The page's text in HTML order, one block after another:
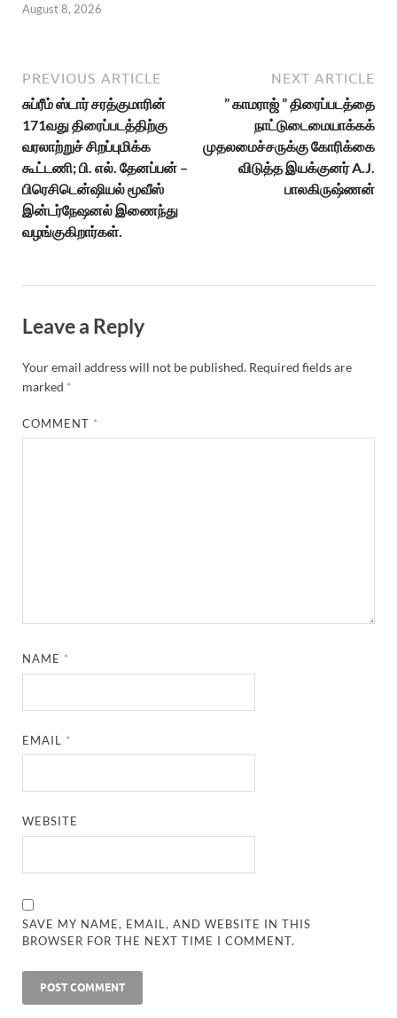
August 8, 2026
PREVIOUS ARTICLE
சுப்ரீம் ஸ்டார் சரத்குமாரின்
171வது திரைப்படத்திற்கு
வரலாற்றுச் சிறப்புமிக்க
கூட்டணி; பி. எல். தேனப்பன் –
பிரெசிடென்ஷியல் மூவீஸ்
இன்டர்நேஷனல் இணைந்து
வழங்குகிறார்கள்.
NEXT ARTICLE
” காமராஜ் ” திரைப்படத்தை
நாட்டுடைமையாக்கக்
முதலமைச்சருக்கு கோரிக்கை
விடுத்த இயக்குனர் A.J.
பாலகிருஷ்ணன்
Leave a Reply
Your email address will not be published. Required fields are
marked *
COMMENT *
NAME *
EMAIL *
WEBSITE
SAVE MY NAME, EMAIL, AND WEBSITE IN THIS
BROWSER FOR THE NEXT TIME I COMMENT.